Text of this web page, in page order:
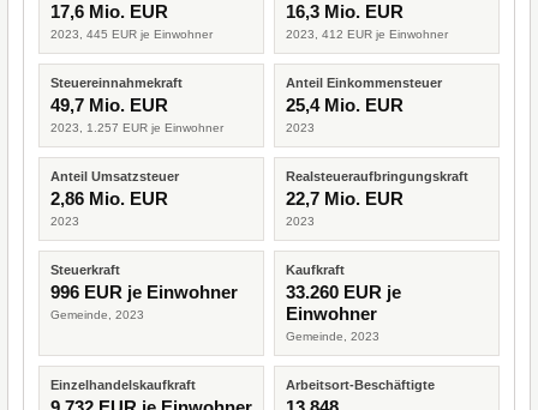
17,6 Mio. EUR
2023, 445 EUR je Einwohner
16,3 Mio. EUR
2023, 412 EUR je Einwohner
Steuereinnahmekraft
49,7 Mio. EUR
2023, 1.257 EUR je Einwohner
Anteil Einkommensteuer
25,4 Mio. EUR
2023
Anteil Umsatzsteuer
2,86 Mio. EUR
2023
Realsteueraufbringungskraft
22,7 Mio. EUR
2023
Steuerkraft
996 EUR je Einwohner
Gemeinde, 2023
Kaufkraft
33.260 EUR je
Einwohner
Gemeinde, 2023
Einzelhandelskaufkraft Arbeitsort-Beschäftigte